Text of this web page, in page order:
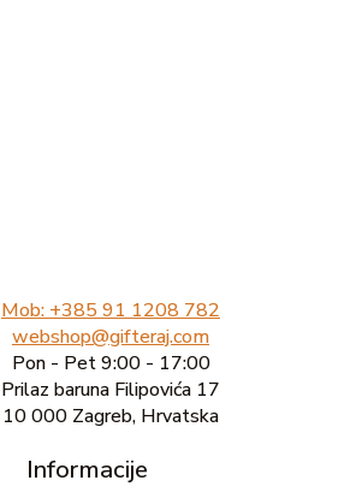
Mob: +385 91 1208 782
webshop@gifteraj.com
Pon - Pet 9:00 - 17:00
Prilaz baruna Filipovića 17
10 000 Zagreb, Hrvatska
Informacije